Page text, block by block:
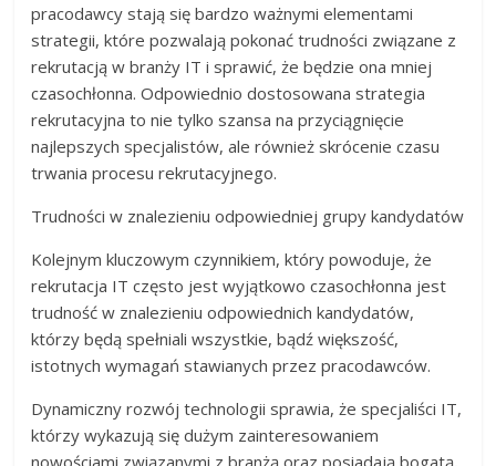
pracodawcy stają się bardzo ważnymi elementami
strategii, które pozwalają pokonać trudności związane z
rekrutacją w branży IT i sprawić, że będzie ona mniej
czasochłonna. Odpowiednio dostosowana strategia
rekrutacyjna to nie tylko szansa na przyciągnięcie
najlepszych specjalistów, ale również skrócenie czasu
trwania procesu rekrutacyjnego.
Trudności w znalezieniu odpowiedniej grupy kandydatów
Kolejnym kluczowym czynnikiem, który powoduje, że
rekrutacja IT często jest wyjątkowo czasochłonna jest
trudność w znalezieniu odpowiednich kandydatów,
którzy będą spełniali wszystkie, bądź większość,
istotnych wymagań stawianych przez pracodawców.
Dynamiczny rozwój technologii sprawia, że specjaliści IT,
którzy wykazują się dużym zainteresowaniem
nowościami związanymi z branżą oraz posiadają bogatą,